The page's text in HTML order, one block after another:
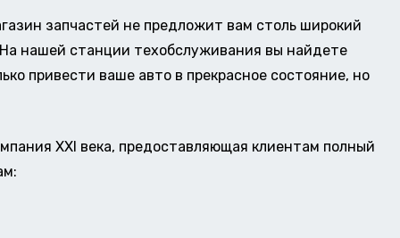
запчастей не предложит вам столь широкий
нашей станции техобслуживания вы найдете
привести ваше авто в прекрасное состояние, но
XXI века, предоставляющая клиентам полный